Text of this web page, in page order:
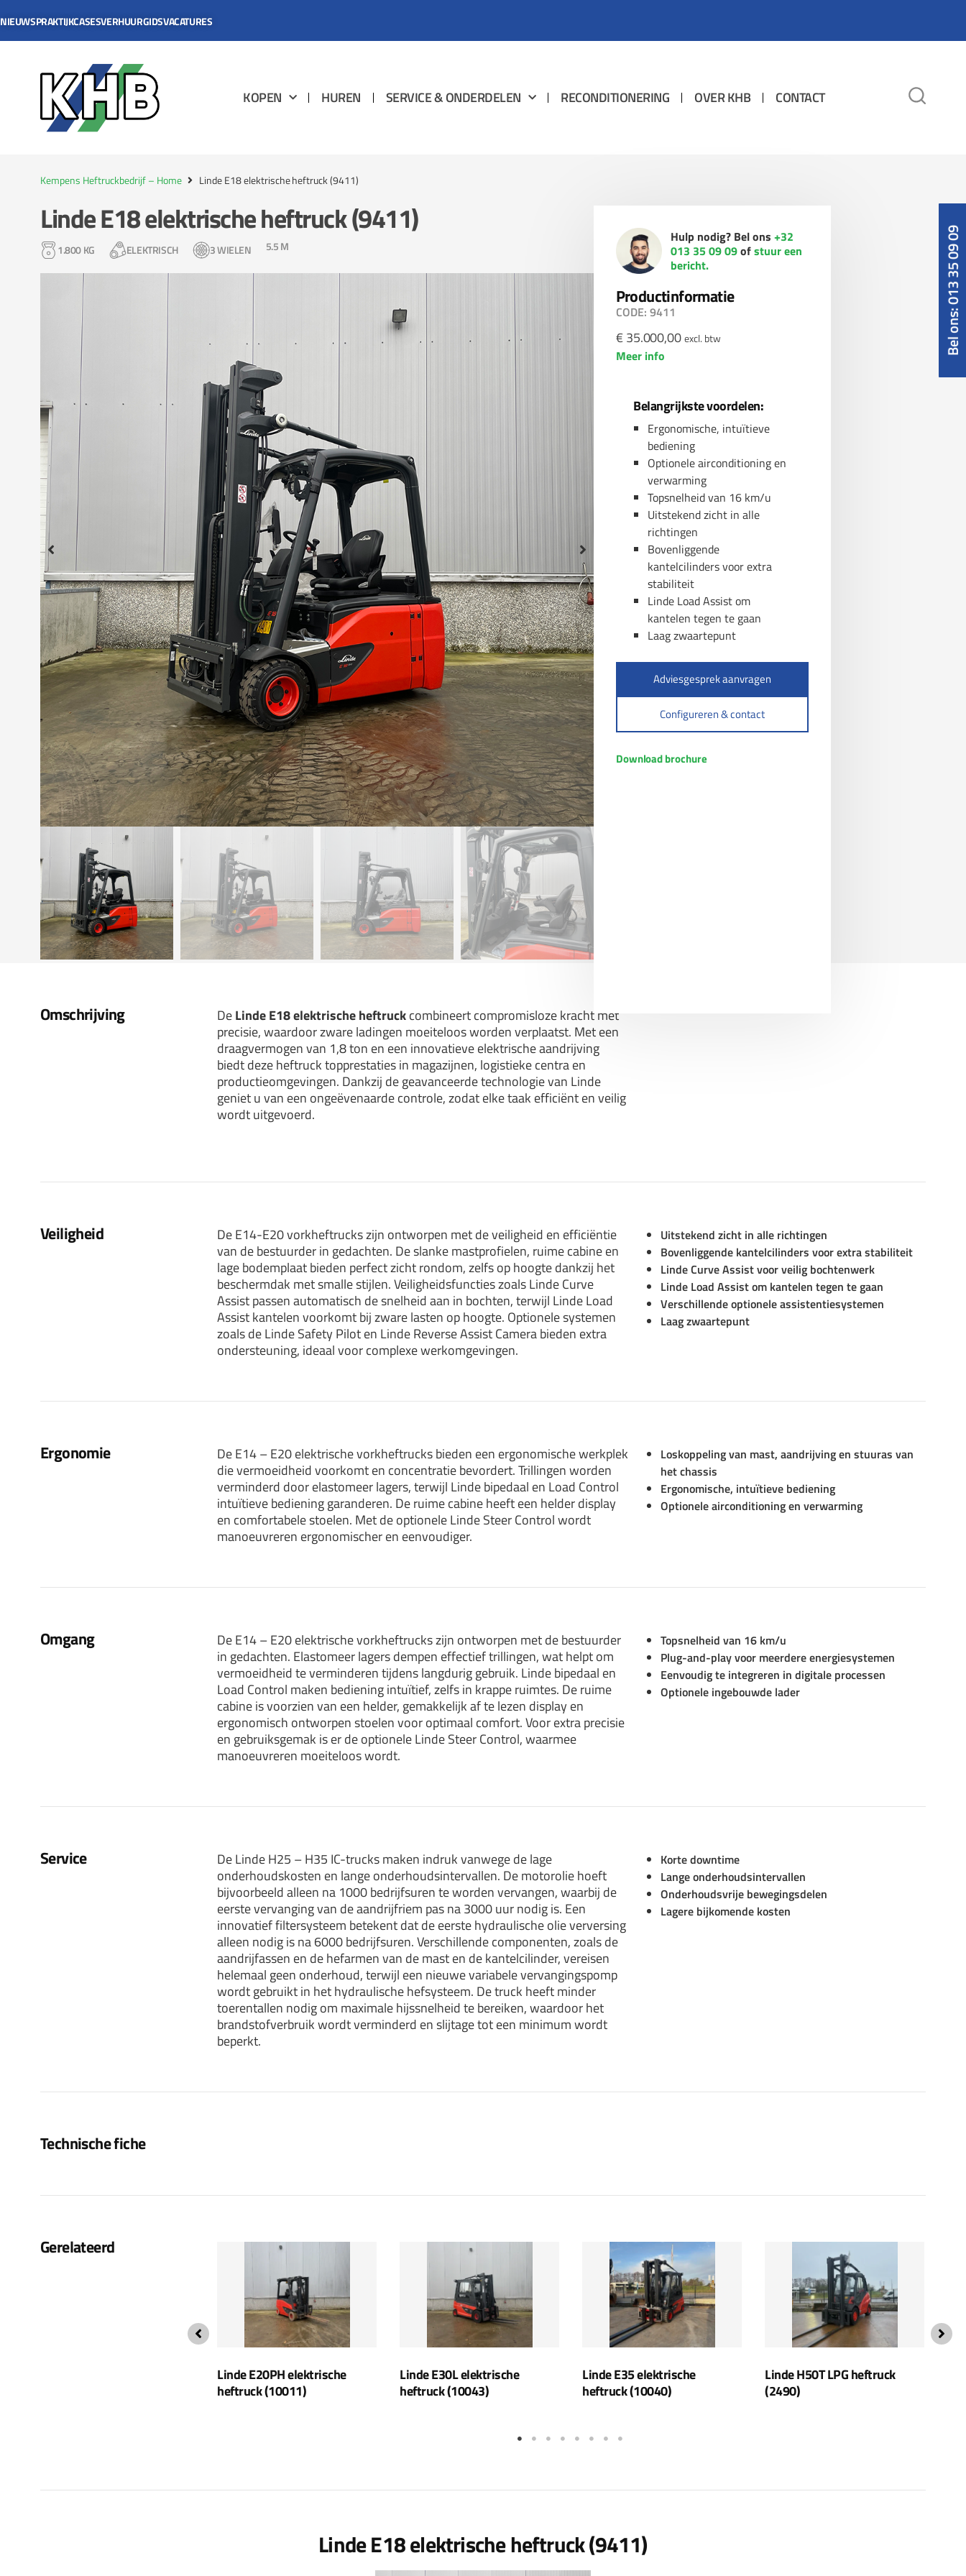
Bel ons: 013 35 09 09
NIEUWSPRAKTIJKCASESVERHUURGIDSVACATURES
KOPEN HUREN SERVICE & ONDERDELEN RECONDITIONERING OVER KHB CONTACT
Kempens Heftruckbedrijf – Home Linde E18 elektrische heftruck (9411)
Linde E18 elektrische heftruck (9411)
1.800 KG ELEKTRISCH 3 WIELEN 5.5 M
Hulp nodig? Bel ons +32
013 35 09 09ofstuur een
bericht.
Productinformatie
CODE: 9411
€35.000,00 excl. btw
Meer info
Belangrijkste voordelen:
Ergonomische, intuïtieve
bediening
Optionele airconditioning en
verwarming
Topsnelheid van 16 km/u
Uitstekend zicht in alle
richtingen
Bovenliggende
kantelcilinders voor extra
stabiliteit
Linde Load Assist om
kantelen tegen te gaan
Laag zwaartepunt
Adviesgesprek aanvragen
Configureren & contact
Download brochure
Omschrijving DeLinde E18 elektrische heftruckcombineert compromisloze kracht met
precisie, waardoor zware ladingen moeiteloos worden verplaatst. Met een
draagvermogen van 1,8 ton en een innovatieve elektrische aandrijving
biedt deze heftruck topprestaties in magazijnen, logistieke centra en
productieomgevingen. Dankzij de geavanceerde technologie van Linde
geniet u van een ongeëvenaarde controle, zodat elke taak efficiënt en veilig
wordt uitgevoerd.
Veiligheid
De E14-E20 vorkheftrucks zijn ontworpen met de veiligheid en efficiëntie
van de bestuurder in gedachten. De slanke mastprofielen, ruime cabine en
lage bodemplaat bieden perfect zicht rondom, zelfs op hoogte dankzij het
beschermdak met smalle stijlen. Veiligheidsfuncties zoals Linde Curve
Assist passen automatisch de snelheid aan in bochten, terwijl Linde Load
Assist kantelen voorkomt bij zware lasten op hoogte. Optionele systemen
zoals de Linde Safety Pilot en Linde Reverse Assist Camera bieden extra
ondersteuning, ideaal voor complexe werkomgevingen.
Uitstekend zicht in alle richtingen
Bovenliggende kantelcilinders voor extra stabiliteit
Linde Curve Assist voor veilig bochtenwerk
Linde Load Assist om kantelen tegen te gaan
Verschillende optionele assistentiesystemen
Laag zwaartepunt
Ergonomie
De E14 – E20 elektrische vorkheftrucks bieden een ergonomische werkplek
die vermoeidheid voorkomt en concentratie bevordert. Trillingen worden
verminderd door elastomeer lagers, terwijl Linde bipedaal en Load Control
intuïtieve bediening garanderen. De ruime cabine heeft een helder display
en comfortabele stoelen. Met de optionele Linde Steer Control wordt
manoeuvreren ergonomischer en eenvoudiger.
Loskoppeling van mast, aandrijving en stuuras van
het chassis
Ergonomische, intuïtieve bediening
Optionele airconditioning en verwarming
Omgang
De E14 – E20 elektrische vorkheftrucks zijn ontworpen met de bestuurder
in gedachten. Elastomeer lagers dempen effectief trillingen, wat helpt om
vermoeidheid te verminderen tijdens langdurig gebruik. Linde bipedaal en
Load Control maken bediening intuïtief, zelfs in krappe ruimtes. De ruime
cabine is voorzien van een helder, gemakkelijk af te lezen display en
ergonomisch ontworpen stoelen voor optimaal comfort. Voor extra precisie
en gebruiksgemak is er de optionele Linde Steer Control, waarmee
manoeuvreren moeiteloos wordt.
Topsnelheid van 16 km/u
Plug-and-play voor meerdere energiesystemen
Eenvoudig te integreren in digitale processen
Optionele ingebouwde lader
Service
De Linde H25 – H35 IC-trucks maken indruk vanwege de lage
onderhoudskosten en lange onderhoudsintervallen. De motorolie hoeft
bijvoorbeeld alleen na 1000 bedrijfsuren te worden vervangen, waarbij de
eerste vervanging van de aandrijfriem pas na 3000 uur nodig is. Een
innovatief filtersysteem betekent dat de eerste hydraulische olie verversing
alleen nodig is na 6000 bedrijfsuren. Verschillende componenten, zoals de
aandrijfassen en de hefarmen van de mast en de kantelcilinder, vereisen
helemaal geen onderhoud, terwijl een nieuwe variabele vervangingspomp
wordt gebruikt in het hydraulische hefsysteem. De truck heeft minder
toerentallen nodig om maximale hijssnelheid te bereiken, waardoor het
brandstofverbruik wordt verminderd en slijtage tot een minimum wordt
beperkt.
Korte downtime
Lange onderhoudsintervallen
Onderhoudsvrije bewegingsdelen
Lagere bijkomende kosten
Technische fiche
Gerelateerd
Linde E20PH elektrische
heftruck (10011)
Linde E30L elektrische
heftruck (10043)
Linde E35 elektrische
heftruck (10040)
Linde H50T LPG heftruck
(2490)
Linde E18 elektrische heftruck (9411)